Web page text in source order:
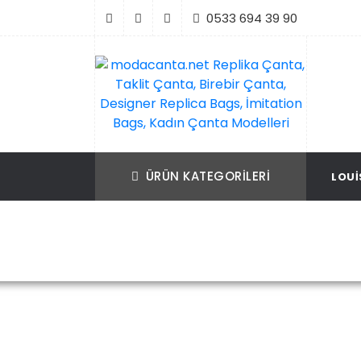
0533 694 39 90
Bags, Kadın Çanta Modelleri
ÜRÜN KATEGORILERI